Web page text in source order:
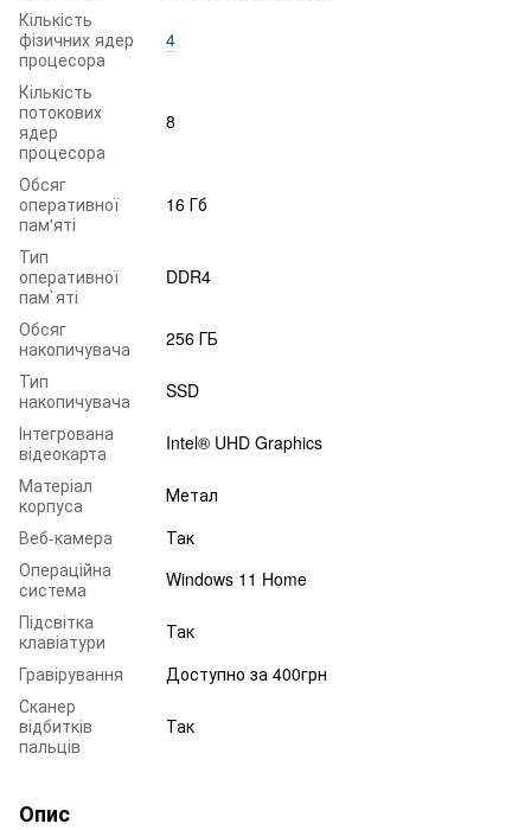
Кількість
фізичних ядер
процесора
4
Кількість
потокових
ядер
процесора
8
Обсяг
оперативної
пам'яті
16 Гб
Тип
оперативної
пам`яті
DDR4
Обсяг
накопичувача
256 ГБ
Тип
накопичувача
SSD
Інтегрована
відеокарта
Intel® UHD Graphics
Матеріал
корпуса
Метал
Веб-камера
Так
Операційна
система
Windows 11 Home
Підсвітка
клавіатури
Так
Гравірування
Доступно за 400грн
Сканер
відбитків
пальців
Так
Опис